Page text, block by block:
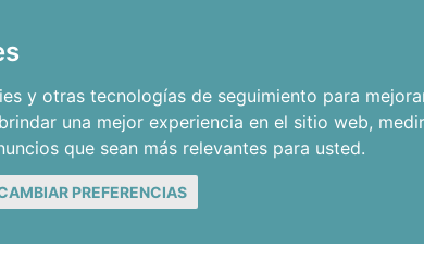
y otras tecnologías de seguimiento para
una mejor experiencia en el sitio web,
que sean más relevantes para usted.
PREFERENCIAS